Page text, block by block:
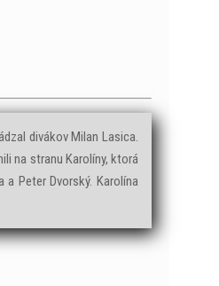
divákov Milan Lasica.
na stranu Karolíny, ktorá
Peter Dvorský. Karolína